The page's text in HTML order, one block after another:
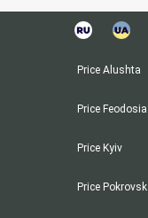
содержимому
Price Alushta
Price Feodosia
Price Kyiv
Price Pokrovsk